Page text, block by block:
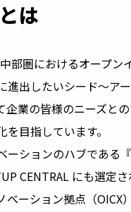
は
部圏におけるオープ
進出したいシード〜ア
企業の皆様のニーズと
目指しています。
ーションのハブである
CENTRAL にも選定
ーション拠点（OICX